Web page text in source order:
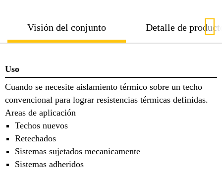
Visión del conjunto Detalle de
Uso
Cuando se necesite aislamiento térmico sobre un techo
convencional para lograr resistencias térmicas definidas.
Areas de aplicación
Techos nuevos
Retechados
Sistemas sujetados mecanicamente
Sistemas adheridos